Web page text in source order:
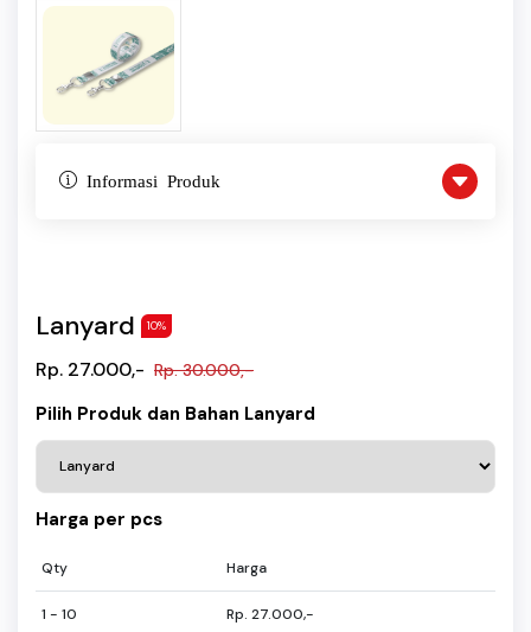
Informasi Produk
Lanyard 10%
Rp. 27.000,- Rp. 30.000,-
Pilih Produk dan Bahan Lanyard
Harga per pcs
Qty Harga
1 - 10 Rp. 27.000,-